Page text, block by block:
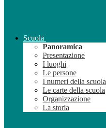
Scuola
Panoramica
Presentazione
I luoghi
Le persone
I numeri della scuola
Le carte della scuola
Organizzazione
La storia